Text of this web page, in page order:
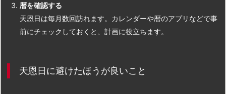
暦を確認する
天恩日は毎月数回訪れます。カレンダーや暦のアプリなどで事
前にチェックしておくと、計画に役立ちます。
天恩日に避けたほうが良いこと